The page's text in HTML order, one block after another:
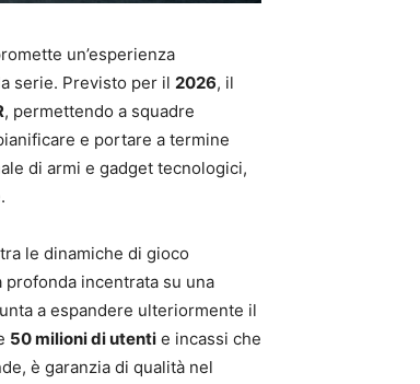
un’esperienza
serie. Previsto per il 2026, il
, permettendo a squadre
e portare a termine
di armi e gadget tecnologici,
le dinamiche di gioco
incentrata su una
a espandere ulteriormente il
50 milioni di utenti e incassi che
è garanzia di qualità nel